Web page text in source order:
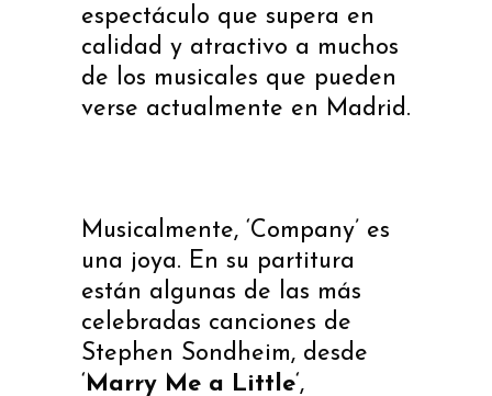
espectáculo que supera en
calidad y atractivo a muchos
de los musicales que pueden
verse actualmente en Madrid.
Musicalmente, ‘Company’ es
una joya. En su partitura
están algunas de las más
celebradas canciones de
Stephen Sondheim, desde
‘Marry Me a Little‘,